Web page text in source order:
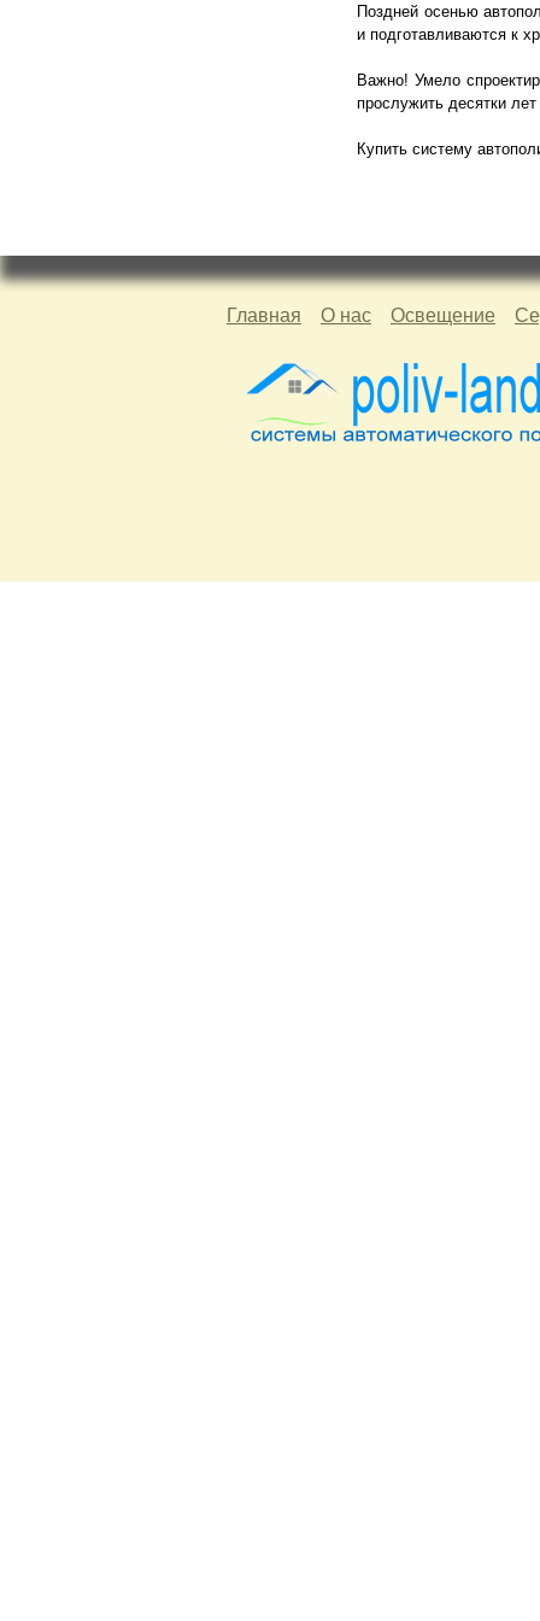
Поздней осенью
и подготавливаются к
Важно! Умело
прослужить десятки
Купить систему
Главная О нас Освещение